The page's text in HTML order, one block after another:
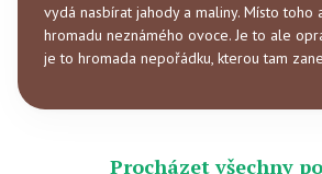
vydá nasbírat jahody a maliny. Místo toho
hromadu neznámého ovoce. Je to ale
je to hromada nepořádku, kterou tam
Procházet všechny